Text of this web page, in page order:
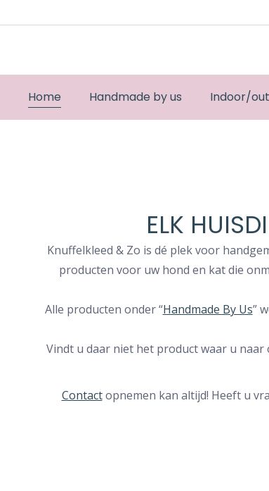
Home Handmade by us Indoor/
ELK
Knuffelkleed & Zo is dé plek voor
producten voor uw hond en kat die
Alle producten onder “Handmade By Us”
Vindt u daar niet het product waar u
Contactopnemen kan altijd! Heeft u